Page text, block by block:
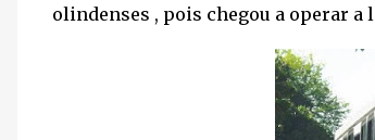
olindenses , pois chegou a operar a